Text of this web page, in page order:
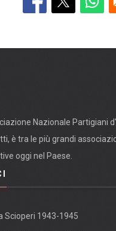
Nazionale Partigiani
è tra le più grandi
oggi nel Paese.
Scioperi 1943-1945